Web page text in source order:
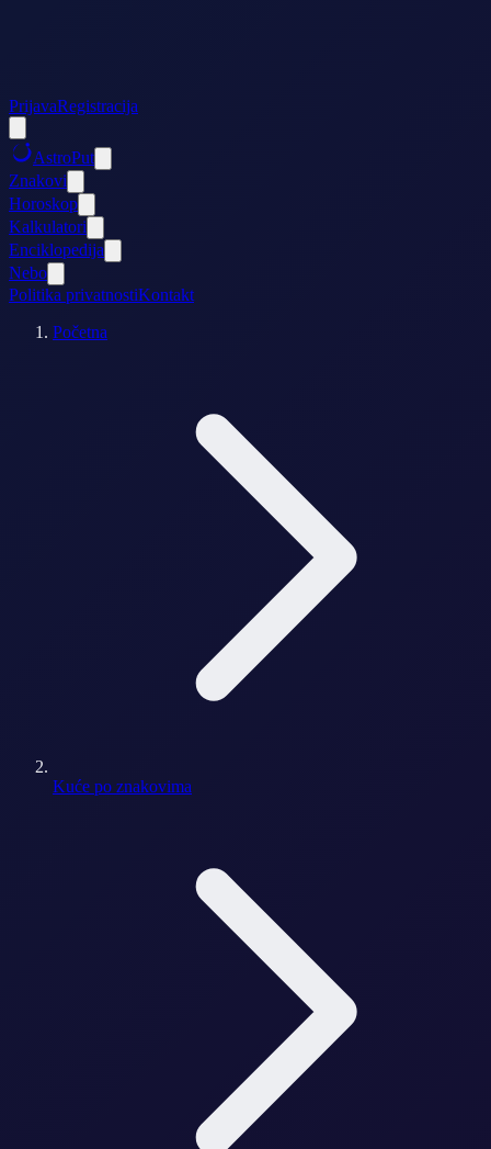
PrijavaRegistracija
AstroPut
Znakovi
Horoskop
Kalkulatori
Enciklopedija
Nebo
Politika privatnostiKontakt
Početna
Kuće po znakovima